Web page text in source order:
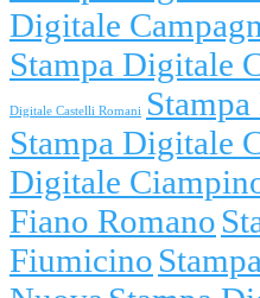
Digitale
Stampa Digitale
Digitale Castelli Romani
Stampa Digitale
Digitale
Fiano Romano
Fiumicino